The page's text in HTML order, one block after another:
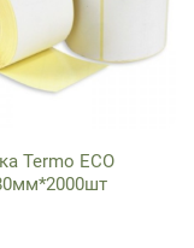
Termo ECO